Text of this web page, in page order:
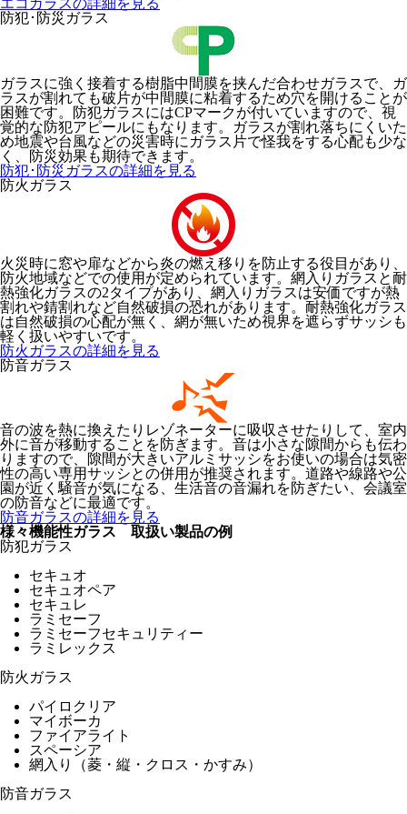
エコガラスの詳細を見る
防犯･防災ガラス
ガラスに強く接着する樹脂中間膜を挟んだ合わせガラスで、ガ
ラスが割れても破片が中間膜に粘着するため穴を開けることが
困難です。防犯ガラスにはCPマークが付いていますので、視
覚的な防犯アピールにもなります。ガラスが割れ落ちにくいた
め地震や台風などの災害時にガラス片で怪我をする心配も少な
く、防災効果も期待できます。
防犯･防災ガラスの詳細を見る
防火ガラス
火災時に窓や扉などから炎の燃え移りを防止する役目があり、
防火地域などでの使用が定められています。網入りガラスと耐
熱強化ガラスの2タイプがあり、網入りガラスは安価ですが熱
割れや錆割れなど自然破損の恐れがあります。耐熱強化ガラス
は自然破損の心配が無く、網が無いため視界を遮らずサッシも
軽く扱いやすいです。
防火ガラスの詳細を見る
防音ガラス
音の波を熱に換えたりレゾネーターに吸収させたりして、室内
外に音が移動することを防ぎます。音は小さな隙間からも伝わ
りますので、隙間が大きいアルミサッシをお使いの場合は気密
性の高い専用サッシとの併用が推奨されます。道路や線路や公
園が近く騒音が気になる、生活音の音漏れを防ぎたい、会議室
の防音などに最適です。
防音ガラスの詳細を見る
様々機能性ガラス 取扱い製品の例
防犯ガラス
セキュオ
セキュオペア
セキュレ
ラミセーフ
ラミセーフセキュリティー
ラミレックス
防火ガラス
パイロクリア
マイボーカ
ファイアライト
スペーシア
網入り（菱・縦・クロス・かすみ）
防音ガラス